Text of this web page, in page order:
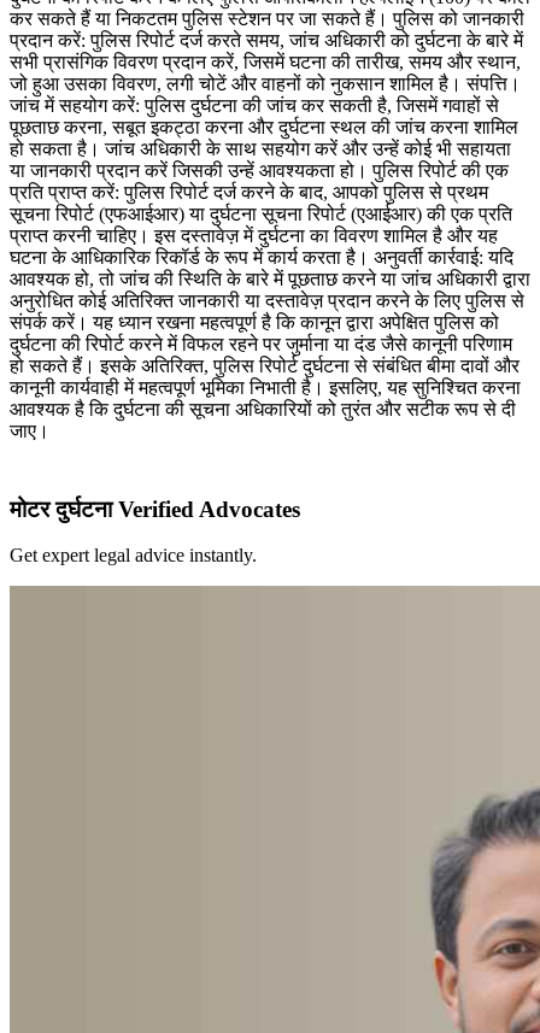
कर सकते हैं या निकटतम पुलिस स्टेशन पर जा सकते हैं। पुलिस को जानकारी
प्रदान करें: पुलिस रिपोर्ट दर्ज करते समय, जांच अधिकारी को दुर्घटना के बारे में
सभी प्रासंगिक विवरण प्रदान करें, जिसमें घटना की तारीख, समय और स्थान,
जो हुआ उसका विवरण, लगी चोटें और वाहनों को नुकसान शामिल है। संपत्ति।
जांच में सहयोग करें: पुलिस दुर्घटना की जांच कर सकती है, जिसमें गवाहों से
पूछताछ करना, सबूत इकट्ठा करना और दुर्घटना स्थल की जांच करना शामिल
हो सकता है। जांच अधिकारी के साथ सहयोग करें और उन्हें कोई भी सहायता
या जानकारी प्रदान करें जिसकी उन्हें आवश्यकता हो। पुलिस रिपोर्ट की एक
प्रति प्राप्त करें: पुलिस रिपोर्ट दर्ज करने के बाद, आपको पुलिस से प्रथम
सूचना रिपोर्ट (एफआईआर) या दुर्घटना सूचना रिपोर्ट (एआईआर) की एक प्रति
प्राप्त करनी चाहिए। इस दस्तावेज़ में दुर्घटना का विवरण शामिल है और यह
घटना के आधिकारिक रिकॉर्ड के रूप में कार्य करता है। अनुवर्ती कार्रवाई: यदि
आवश्यक हो, तो जांच की स्थिति के बारे में पूछताछ करने या जांच अधिकारी द्वारा
अनुरोधित कोई अतिरिक्त जानकारी या दस्तावेज़ प्रदान करने के लिए पुलिस से
संपर्क करें। यह ध्यान रखना महत्वपूर्ण है कि कानून द्वारा अपेक्षित पुलिस को
दुर्घटना की रिपोर्ट करने में विफल रहने पर जुर्माना या दंड जैसे कानूनी परिणाम
हो सकते हैं। इसके अतिरिक्त, पुलिस रिपोर्ट दुर्घटना से संबंधित बीमा दावों और
कानूनी कार्यवाही में महत्वपूर्ण भूमिका निभाती है। इसलिए, यह सुनिश्चित करना
आवश्यक है कि दुर्घटना की सूचना अधिकारियों को तुरंत और सटीक रूप से दी
जाए।
मोटर दुर्घटना Verified Advocates
Get expert legal advice instantly.